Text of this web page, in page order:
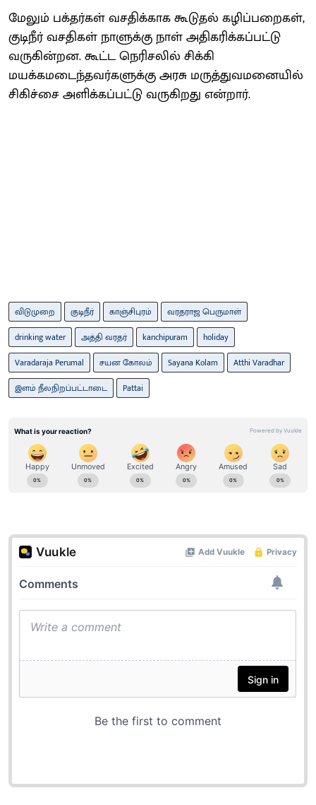
மேலும் பக்தர்கள் வசதிக்காக கூடுதல் கழிப்பறைகள்,
குடிநீர் வசதிகள் நாளுக்கு நாள் அதிகரிக்கப்பட்டு
வருகின்றன. கூட்ட நெரிசலில் சிக்கி
மயக்கமடைந்தவர்களுக்கு அரசு மருத்துவமனையில்
சிகிச்சை அளிக்கப்பட்டு வருகிறது என்றார்.
விடுமுறை குடிநீர் காஞ்சிபுரம்
வரதராஜ பெருமாள்
drinking water
அத்தி வரதர் kanchipuram
holiday
Varadaraja Perumal
சயன கோலம் Sayana Kolam
Atthi Varadhar
இளம் நீலநிறப்பட்டாடை
Pattai